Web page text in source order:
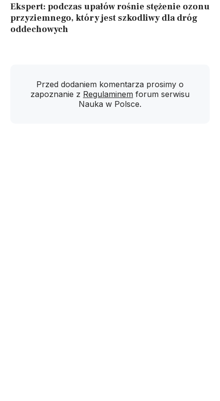
Ekspert: podczas upałów rośnie stężenie ozonu
przyziemnego, który jest szkodliwy dla dróg
oddechowych
Przed dodaniem komentarza prosimy o
zapoznanie z Regulaminem forum serwisu
Nauka w Polsce.